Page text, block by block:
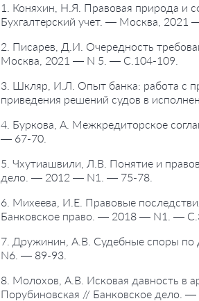
1. Коняхин, Н.Я. Правовая природа и
Бухгалтерский учет. — Москва, 2021
2. Писарев, Д.И. Очередность
Москва, 2021 — N 5. — С.104-109.
3. Шкляр, И.Л. Опыт банка: работа с
приведения решений судов в
4. Буркова, А. Межкредиторское
— 67-70.
5. Чхутиашвили, Л.В. Понятие и
дело. — 2012 — N1. — 75-78.
6. Михеева, И.Е. Правовые
Банковское право. — 2018 — N1. —
7. Дружинин, А.В. Судебные споры по
N6. — 89-93.
8. Молохов, А.В. Исковая давность в
Порубиновская // Банковское дело.